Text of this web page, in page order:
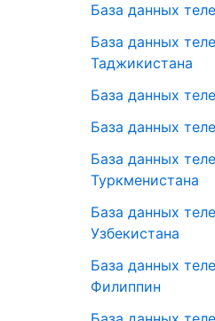
База данных
База данных
Таджикистана
База данных
База данных
База данных
Туркменистана
База данных
Узбекистана
База данных
Филиппин